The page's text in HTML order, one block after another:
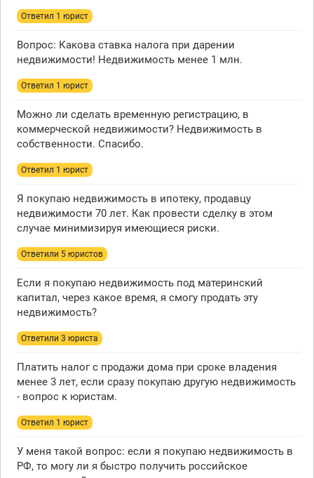
Ответил 1 юрист
Вопрос: Какова ставка налога при дарении
недвижимости! Недвижимость менее 1 млн.
Ответил 1 юрист
Можно ли сделать временную регистрацию, в
коммерческой недвижимости? Недвижимость в
собственности. Спасибо.
Ответил 1 юрист
Я покупаю недвижимость в ипотеку, продавцу
недвижимости 70 лет. Как провести сделку в этом
случае минимизируя имеющиеся риски.
Ответили 5 юристов
Если я покупаю недвижимость под материнский
капитал, через какое время, я смогу продать эту
недвижимость?
Ответили 3 юристa
Платить налог с продажи дома при сроке владения
менее 3 лет, если сразу покупаю другую недвижимость
- вопрос к юристам.
Ответил 1 юрист
У меня такой вопрос: если я покупаю недвижимость в
РФ, то могу ли я быстро получить российское